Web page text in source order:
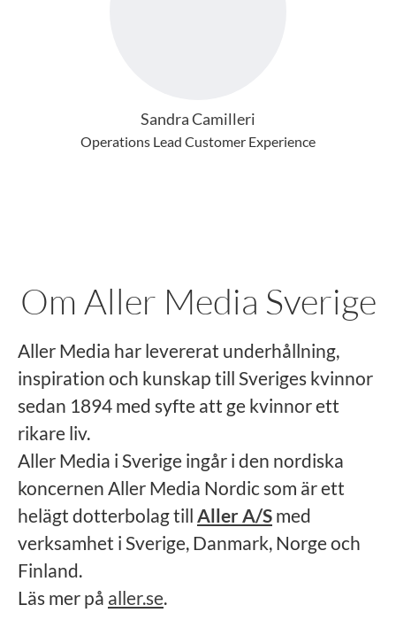
Sandra Camilleri
Operations Lead Customer Experience
Om Aller Media Sverige
Aller Media har levererat underhållning,
inspiration och kunskap till Sveriges kvinnor
sedan 1894 med syfte att ge kvinnor ett
rikare liv.
Aller Media i Sverige ingår i den nordiska
koncernen Aller Media Nordic som är ett
helägt dotterbolag till Aller A/S med
verksamhet i Sverige, Danmark, Norge och
Finland.
Läs mer på aller.se.